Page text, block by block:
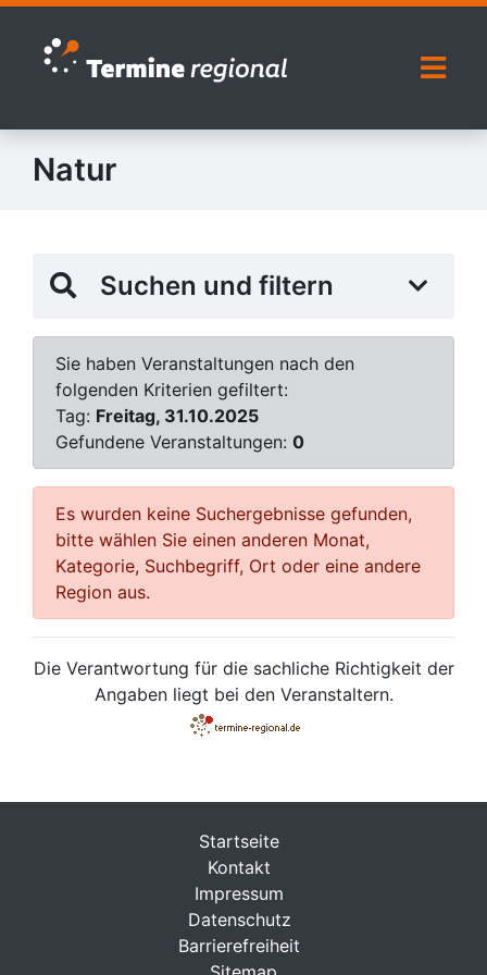
Zur Navigation springen
Zum Inhalt springen
Natur
Suchen und filtern
Sie haben Veranstaltungen nach den
folgenden Kriterien gefiltert:
Tag: Freitag, 31.10.2025
Gefundene Veranstaltungen: 0
Es wurden keine Suchergebnisse gefunden,
bitte wählen Sie einen anderen Monat,
Kategorie, Suchbegriff, Ort oder eine andere
Region aus.
Die Verantwortung für die sachliche Richtigkeit der
Angaben liegt bei den Veranstaltern.
Startseite
Kontakt
Impressum
Datenschutz
Barrierefreiheit